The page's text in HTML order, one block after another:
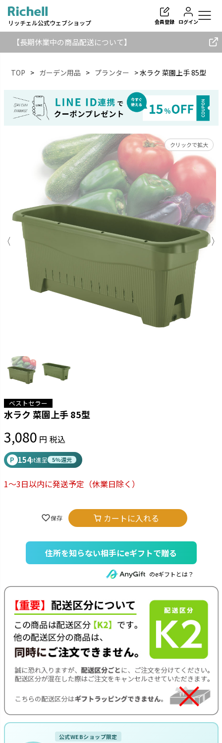
リッチェル公式ウェブショップ 会員登録 ログイン
【長期休業中の商品配送について】
検索
TOP ガーデン用品 プランター 水ラク 菜園上手 85型
クリックで拡大
ベストセラー
水ラク 菜園上手 85型
3,080 税込
P 154pt進呈 5%還元
1～3日以内に発送予定 （休業日除く）
カートに入れる
住所を知らない相手にeギフトで贈る
のeギフトとは？
公式WEBショップ限定